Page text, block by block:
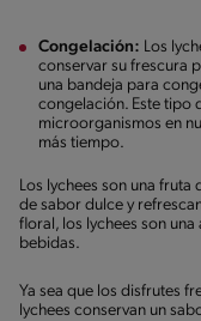
Congelación: Los
conservar su frescura
una bandeja para
congelación. Este tipo
microorganismos en
más tiempo.
Los lychees son una
de sabor dulce y
floral, los lychees son
bebidas.
Ya sea que los disfrutes
lychees conservan un